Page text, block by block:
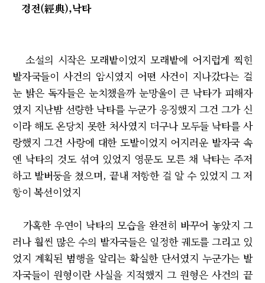
경전(經典),낙타
소설의 시작은 모래밭이었지 모래밭에 어지럽게 찍힌
발자국들이 사건의 암시였지 어떤 사건이 지나갔다는 걸
눈 밝은 독자들은 눈치챘을까 눈망울이 큰 낙타가 피해자
였지 지난밤 선량한 낙타를 누군가 응징했지 그건 그가 신
이라 해도 온당치 못한 처사였지 더구나 모두들 낙타를 사
랑했지 그건 사랑에 대한 도발이었지 어지러운 발자국 속
엔 낙타의 것도 섞여 있었지 영문도 모른 채 낙타는 주저
하고 발버둥을 쳤으며, 끝내 저항한 걸 알 수 있었지 그 저
항이 복선이었지
가혹한 우연이 낙타의 모습을 완전히 바꾸어 놓았지 그
러나 훨씬 많은 수의 발자국들은 일정한 궤도를 그리고 있
었지 계획된 범행을 알리는 확실한 단서였지 누군가는 발
자국들이 원형이란 사실을 지적했지 그 원형은 사건의 끝